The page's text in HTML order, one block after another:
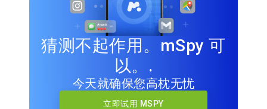
猜测不起作用。mSpy 可
以。.
今天就确保您高枕无忧
立即试用 MSPY